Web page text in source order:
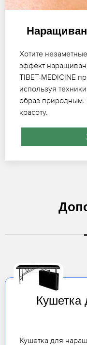
Хотите
эффект
TIBET-MEDICINE
используя
образ природным.
красоту.
Кушетка
Кушетка для